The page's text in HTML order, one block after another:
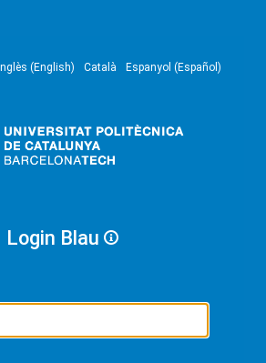
(English) Català Espanyol (Español)
Login Blau